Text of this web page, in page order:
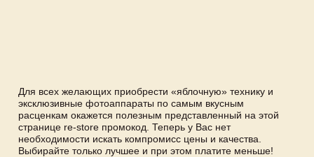
Для всех желающих приобрести «яблочную» технику и
эксклюзивные фотоаппараты по самым вкусным
расценкам окажется полезным представленный на этой
странице re-store промокод. Теперь у Вас нет
необходимости искать компромисс цены и качества.
Выбирайте только лучшее и при этом платите меньше!